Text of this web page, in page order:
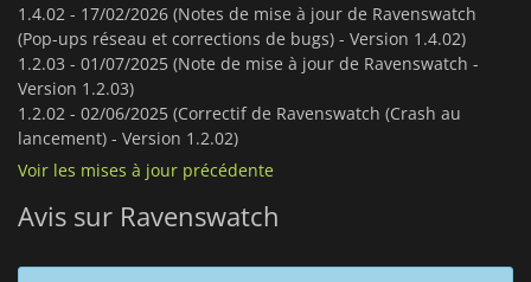
1.4.02 - 17/02/2026 (Notes de mise à jour de Ravenswatch
(Pop-ups réseau et corrections de bugs) - Version 1.4.02)
1.2.03 - 01/07/2025 (Note de mise à jour de Ravenswatch -
Version 1.2.03)
1.2.02 - 02/06/2025 (Correctif de Ravenswatch (Crash au
lancement) - Version 1.2.02)
Voir les mises à jour précédente
Avis sur Ravenswatch